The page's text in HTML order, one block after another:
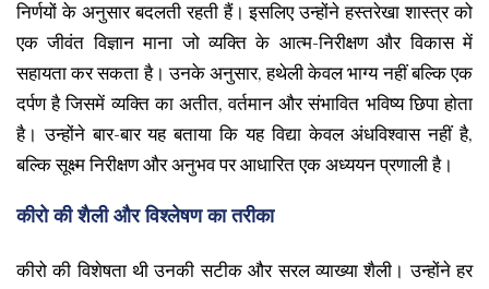
निर्णयों के अनुसार बदलती रहती हैं। इसलिए उन्होंने हस्तरेखा शास्त्र को
एक जीवंत विज्ञान माना जो व्यक्ति के आत्म-निरीक्षण और विकास में
सहायता कर सकता है। उनके अनुसार, हथेली केवल भाग्य नहीं बल्कि एक
दर्पण है जिसमें व्यक्ति का अतीत, वर्तमान और संभावित भविष्य छिपा होता
है। उन्होंने बार-बार यह बताया कि यह विद्या केवल अंधविश्वास नहीं है,
बल्कि सूक्ष्म निरीक्षण और अनुभव पर आधारित एक अध्ययन प्रणाली है।
कीरो की शैली और विश्लेषण का तरीका
कीरो की विशेषता थी उनकी सटीक और सरल व्याख्या शैली। उन्होंने हर